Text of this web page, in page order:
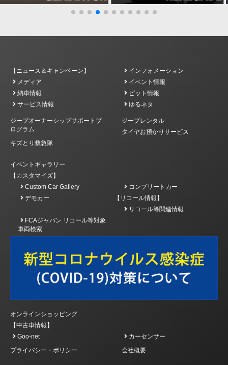
【ニュース＆キャンペーン】
インフォメーション
メディア
イベント情報
納車情報
ピット情報
サービス情報
ゆるネタ
ジープオーナーシップサポートプ
ログラム
ジープレンタル
タイヤお預かりサービス
キズとり救急隊
イベントギャラリー
【カスタマイズ】
Custom Car Gallery
コンプリートカー
デモカー
【リコール情報】
リコール等関連情報
FCAジャパン リコール等対象
車両検索
オンラインショッピング
【中古車情報】
Goo-net
カーセンサー
プライバシー・ポリシー
会社概要